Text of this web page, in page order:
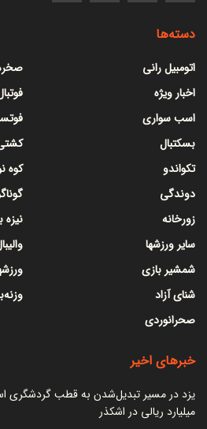
دسته‌ها
اتومبیل رانی
اخبار ویژه
اسب سواری
بسکتبال
تکواندو
دوندگی
زورخانه
سایر ورزشها
شمشیر بازی
شنای آزاد
صحرانوردی
کوه
نیزه
خبرهای اخیر
میلیارد ریالی در اشکذر